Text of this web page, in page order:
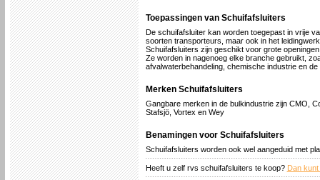
Toepassingen van Schuifafsluiters
De schuifafsluiter kan worden toegepast in vrije
soorten transporteurs, maar ook in het
Schuifafsluiters zijn geschikt voor grote
Ze worden in nagenoeg elke branche gebruikt,
afvalwaterbehandeling, chemische industrie en
Merken Schuifafsluiters
Gangbare merken in de bulkindustrie zijn CMO,
Stafsjö, Vortex en Wey
Benamingen voor Schuifafsluiters
Schuifafsluiters worden ook wel aangeduid met
Heeft u zelf rvs schuifafsluiters te koop? Dan